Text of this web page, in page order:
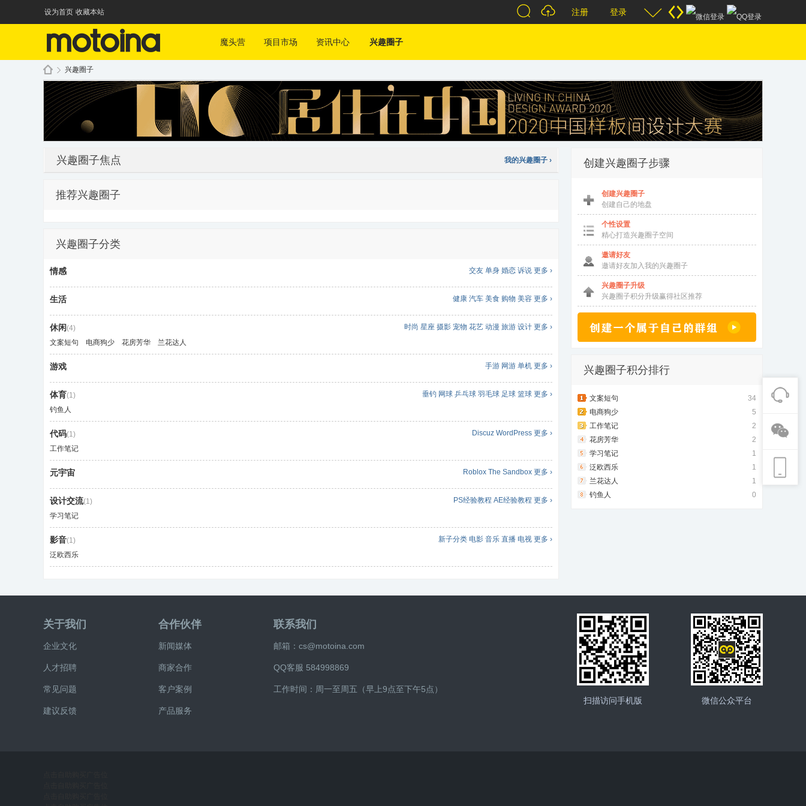
设为首页 收藏本站 注册 登录
魔头营 项目市场 资讯中心 兴趣圈子
魔 »
兴趣圈子
我的兴趣圈子 ›
兴趣圈子焦点
推荐兴趣圈子
兴趣圈子分类
交友 单身 婚恋 诉说 更多 ›
情感
健康 汽车 美食 购物 美容 更多 ›
生活
时尚 星座 摄影 宠物 花艺 动漫 旅游 设计 更多 ›
休闲(4)
文案短句
电商狗少 花房芳华 兰花达人
手游 网游 单机 更多 ›
游戏
垂钓 网球 乒乓球 羽毛球 足球 篮球 更多 ›
体育(1)
钓鱼人
Discuz WordPress 更多 ›
代码(1)
工作笔记
Roblox The Sandbox 更多 ›
元宇宙
PS经验教程 AE经验教程 更多 ›
设计交流(1)
学习笔记
新子分类 电影 音乐 直播 电视 更多 ›
影音(1)
泛欧西乐
创建兴趣圈子步骤
创建兴趣圈子
创建自己的地盘
个性设置
精心打造兴趣圈子空间
邀请好友
邀请好友加入我的兴趣圈子
兴趣圈子升级
兴趣圈子积分升级赢得社区推荐
兴趣圈子积分排行
34
文案短句
5
电商狗少
2
工作笔记
2
花房芳华
1
学习笔记
1
泛欧西乐
1
兰花达人
0
钓鱼人
关于我们
企业文化
人才招聘
常见问题
建议反馈
合作伙伴
新闻媒体
商家合作
客户案例
产品服务
联系我们
邮箱：cs@motoina.com
QQ客服 584998869
工作时间：周一至周五（早上9点至下午5点）
微信公众平台
扫描访问手机版